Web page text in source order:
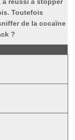
Toutefois
de la cocaïne
?